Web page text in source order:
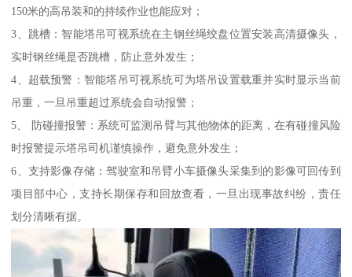
150米的高吊装和的持续作业也能应对；
3、跳槽：智能塔吊可视系统在主钢丝绳绞盘位置安装高清摄像头，
实时钢丝绳是否跳槽，防止意外发生；
4、超载预警：智能塔吊可视系统可为塔吊设置载重并实时显示当前
吊重，一旦吊重超过系统会自动报警；
5、 防碰撞报警：系统可监测吊臂与其他物体的距离，在有碰撞风险
时报警提示塔吊司机谨慎操作，避免意外发生；
6、支持影像存储：驾驶室和吊臂小车摄像头采集到的影像可回传到
项目部中心，支持长期保存和回放查看，一旦出现事故纠纷，责任
划分清晰有据。